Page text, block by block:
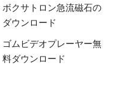
ボクサトロン急流磁石の
ダウンロード
ゴムビデオプレーヤー無
料ダウンロード